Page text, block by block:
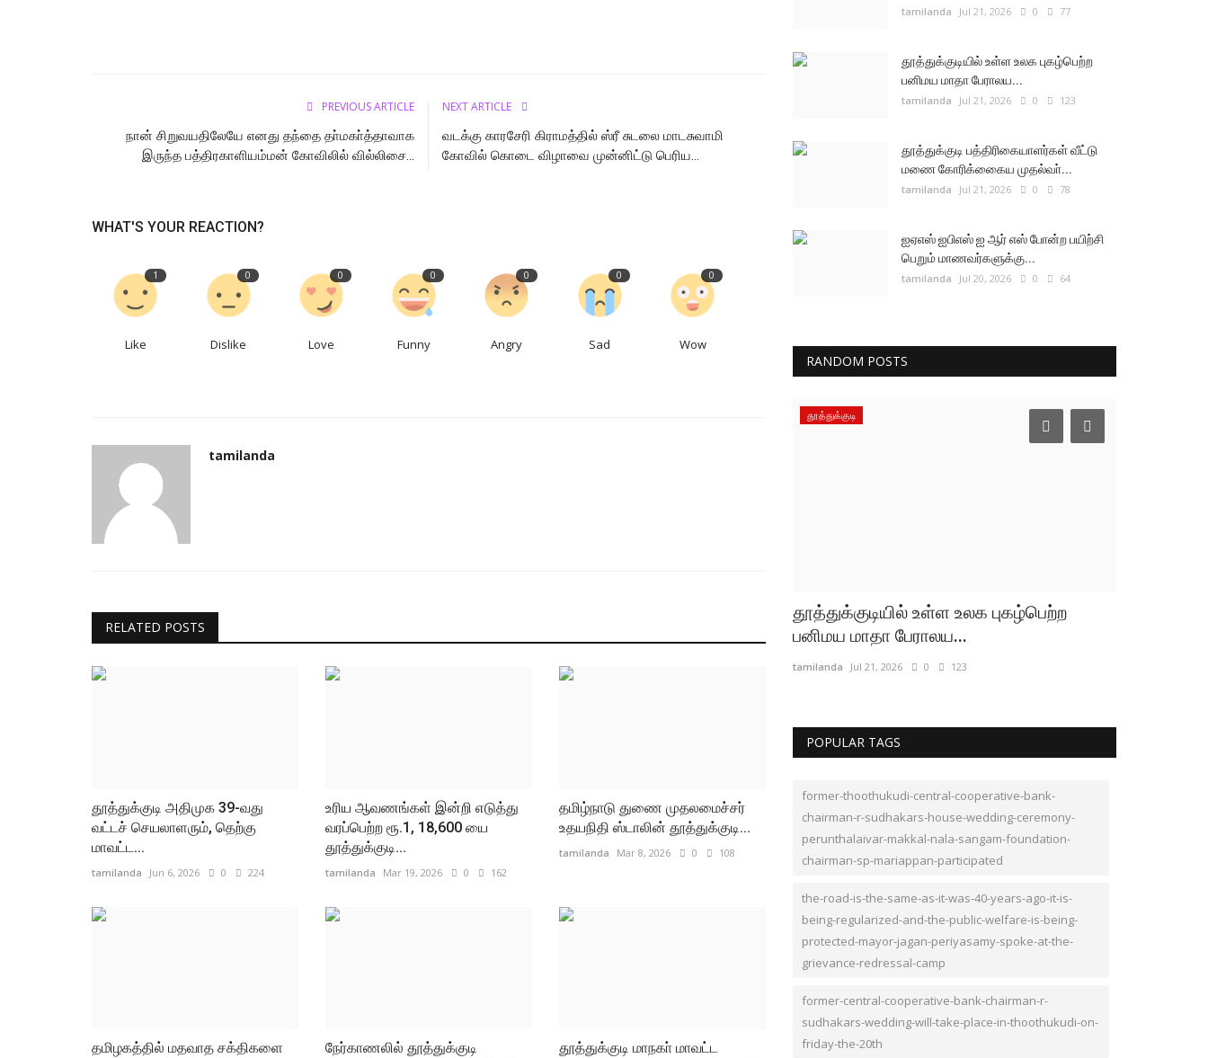
PREVIOUS ARTICLE
நான் சிறுவயதிலேயே எனது தந்தை தா்மகா்த்தாவாக
இருந்த பத்திரகாளியம்மன் கோவிலில் வில்லிசை...
NEXT ARTICLE
வடக்கு காரசேரி கிராமத்தில் ஸ்ரீ சுடலை மாடசுவாமி
கோவில் கொடை விழாவை முன்னிட்டு பெரிய...
WHAT'S YOUR REACTION?
1
Like
0
Dislike
0
Love
0
Funny
0
Angry
0
Sad
0
Wow
tamilanda
RELATED POSTS
தூத்துக்குடி அதிமுக 39-வது
வட்டச் செயலாளரும், தெற்கு
மாவட்ட...
tamilanda Jun 6, 2026 0 224
உரிய ஆவணங்கள் இன்றி எடுத்து
வரப்பெற்ற ரூ.1, 18,600 யை
தூத்துக்குடி...
tamilanda Mar 19, 2026 0 162
தமிழ்நாடு துணை முதலமைச்சர்
உதயநிதி ஸ்டாலின் தூத்துக்குடி...
tamilanda Mar 8, 2026 0 108
தமிழகத்தில் மதவாத சக்திகளை
நேர்காணலில் தூத்துக்குடி
தூத்துக்குடி மாநகா் மாவட்ட
tamilanda Jul 21, 2026 0 77
தூத்துக்குடியில் உள்ள உலக புகழ்பெற்ற
பனிமய மாதா பேராலய...
tamilanda Jul 21, 2026 0 123
தூத்துக்குடி பத்திரிகையாளர்கள் வீட்டு
மணை கோரிக்கைைய முதல்வா்...
tamilanda Jul 21, 2026 0 78
ஐஏஎஸ் ஐபிஎஸ் ஐ ஆர் எஸ் போன்ற பயிற்சி
பெறும் மாணவர்களுக்கு...
tamilanda Jul 20, 2026 0 64
RANDOM POSTS
தூத்துக்குடி சிறுமியின் இதய சிகிச்சைக்கு
நிதி உதவி அமைச்சர்...
Jul 21, 2026
தூத்துக்குடி
தூத்துக்குடியில் உள்ள உலக புகழ்பெற்ற
பனிமய மாதா பேராலய...
tamilanda Jul 21, 2026 0 123
POPULAR TAGS
former-thoothukudi-central-cooperative-bank-
chairman-r-sudhakars-house-wedding-ceremony-
perunthalaivar-makkal-nala-sangam-foundation-
chairman-sp-mariappan-participated
the-road-is-the-same-as-it-was-40-years-ago-it-is-
being-regularized-and-the-public-welfare-is-being-
protected-mayor-jagan-periyasamy-spoke-at-the-
grievance-redressal-camp
former-central-cooperative-bank-chairman-r-
sudhakars-wedding-will-take-place-in-thoothukudi-on-
friday-the-20th